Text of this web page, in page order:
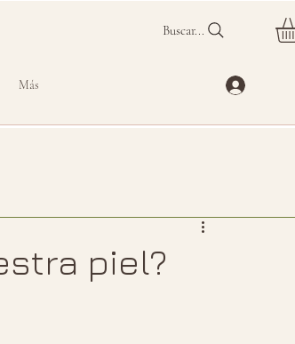
Más
Buscar...
piel?